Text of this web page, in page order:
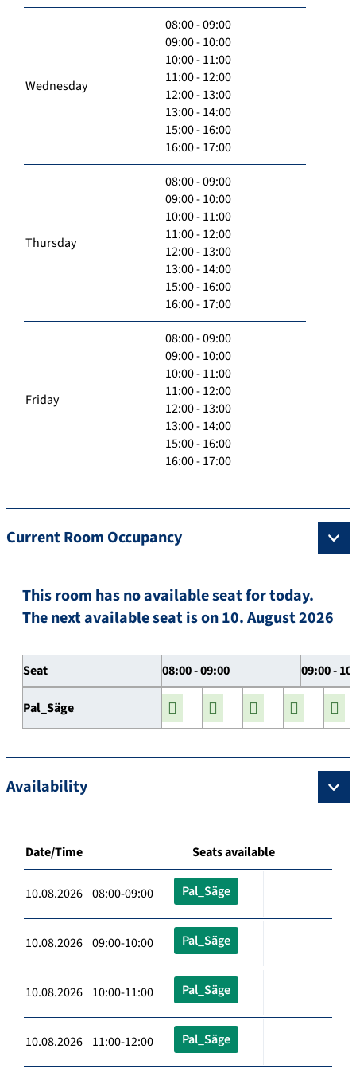
Wednesday
08:00 - 09:00
09:00 - 10:00
10:00 - 11:00
11:00 - 12:00
12:00 - 13:00
13:00 - 14:00
15:00 - 16:00
16:00 - 17:00
Thursday
08:00 - 09:00
09:00 - 10:00
10:00 - 11:00
11:00 - 12:00
12:00 - 13:00
13:00 - 14:00
15:00 - 16:00
16:00 - 17:00
Friday
08:00 - 09:00
09:00 - 10:00
10:00 - 11:00
11:00 - 12:00
12:00 - 13:00
13:00 - 14:00
15:00 - 16:00
16:00 - 17:00
Current Room Occupancy
This room has no available seat for today.
The next available seat is on 10. August 2026
Seat 08:00 - 09:00 09:00 -
Pal_Säge
Availability
Date/Time Seats available
10.08.2026 08:00-09:00 Pal_Säge
10.08.2026 09:00-10:00 Pal_Säge
10.08.2026 10:00-11:00 Pal_Säge
10.08.2026 11:00-12:00 Pal_Säge